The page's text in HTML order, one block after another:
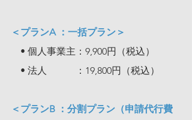
＜プランA ：一括プラン＞
• 個人事業主：9,900円（税込）
• 法人　　　：19,800円（税込）
＜プランB ：分割プラン（申請代行費